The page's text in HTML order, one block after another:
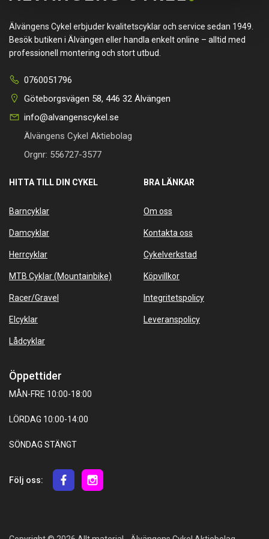
Älvängens Cykel erbjuder kvalitetscyklar och service sedan 1949.
Besök butiken i Älvängen eller handla enkelt online – alltid med
professionell montering och stort utbud.
0760051796
Göteborgsvägen 58, 446 32 Älvängen
info@alvangenscykel.se
Älvängens Cykel Aktiebolag
Orgnr: 556727-3577
HITTA TILL DIN CYKEL
Barncyklar
Damcyklar
Herrcyklar
MTB Cyklar (Mountainbike)
Racer/Gravel
Elcyklar
Lådcyklar
BRA LÄNKAR
Om oss
Kontakta oss
Cykelverkstad
Köpvillkor
Integritetspolicy
Leveranspolicy
Öppettider
MÅN-FRE 10:00-18:00
LÖRDAG 10:00-14:00
SÖNDAG STÄNGT
Följ oss: